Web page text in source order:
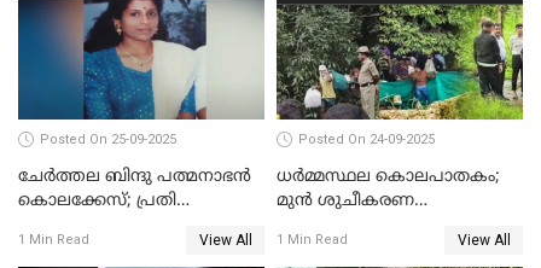
Posted On 25-09-2025
ചേർത്തല ബിന്ദു പത്മനാഭൻ
കൊലക്കേസ്; പ്രതി
1 Min Read View All
Posted On 24-09-2025
ധർമ്മസ്ഥല കൊലപാതകം;
മുൻ ശുചീകരണ
രേഖപ്പെടുത്തും
1 Min Read View All